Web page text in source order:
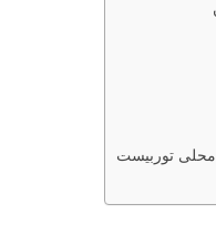
محلی توربیست